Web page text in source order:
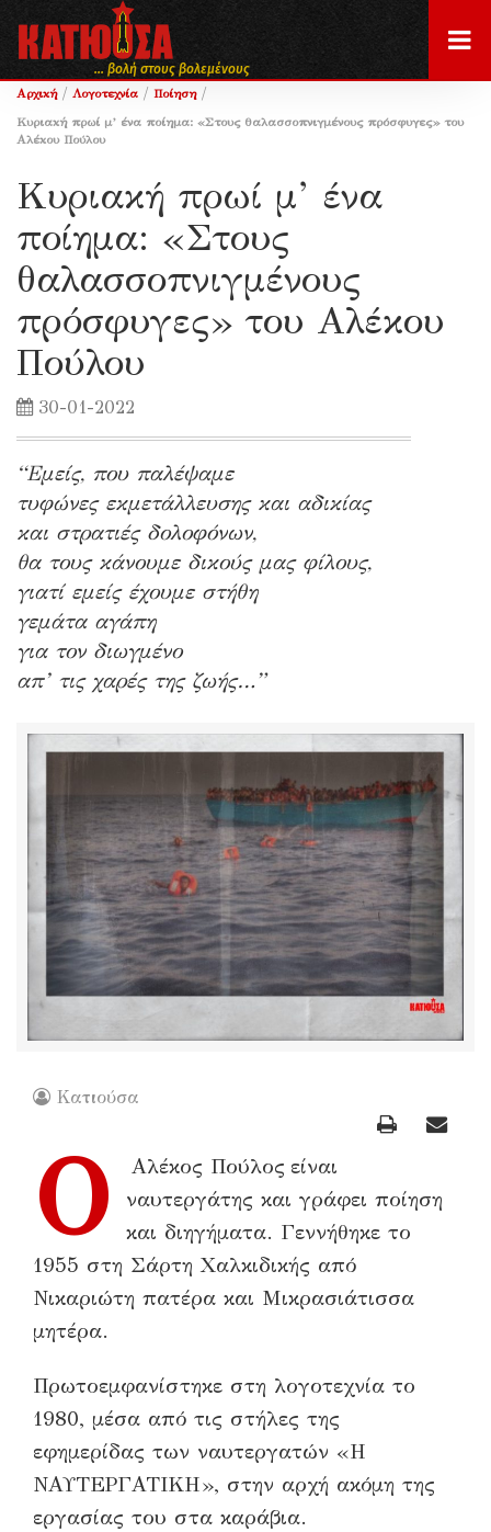
... βολή στους βολεμένους
Αρχική / Λογοτεχνία / Ποίηση /
Κυριακή πρωί μ’ ένα ποίημα: «Στους θαλασσοπνιγμένους πρόσφυγες» του
Αλέκου Πούλου
Κυριακή πρωί μ’ ένα
ποίημα: «Στους
θαλασσοπνιγμένους
πρόσφυγες» του Αλέκου
Πούλου
30-01-2022
“Εμείς, που παλέψαμε
τυφώνες εκμετάλλευσης και αδικίας
και στρατιές δολοφόνων,
θα τους κάνουμε δικούς μας φίλους,
γιατί εμείς έχουμε στήθη
γεμάτα αγάπη
για τον διωγμένο
απ’ τις χαρές της ζωής…”
Κατιούσα
Ο
Αλέκος Πούλος είναι
ναυτεργάτης και γράφει ποίηση
και διηγήματα. Γεννήθηκε το
1955 στη Σάρτη Χαλκιδικής από
Νικαριώτη πατέρα και Μικρασιάτισσα
μητέρα.
Πρωτοεμφανίστηκε στη λογοτεχνία το
1980, μέσα από τις στήλες της
εφημερίδας των ναυτεργατών «Η
ΝΑΥΤΕΡΓΑΤΙΚΗ», στην αρχή ακόμη της
εργασίας του στα καράβια.